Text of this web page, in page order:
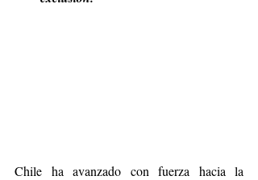
Chile ha avanzado con fuerza hacia la